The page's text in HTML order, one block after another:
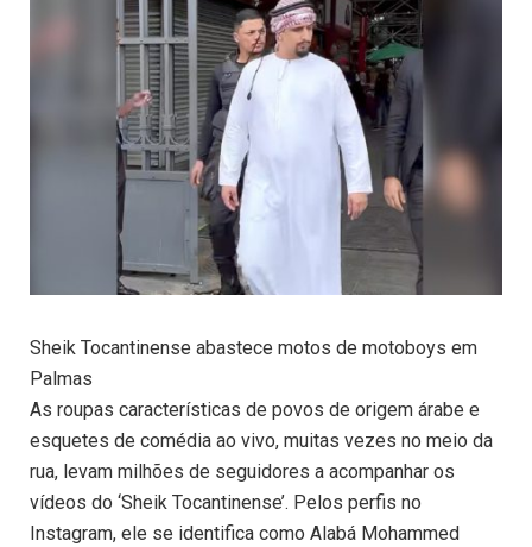
Sheik Tocantinense abastece motos de motoboys em
Palmas
As roupas características de povos de origem árabe e
esquetes de comédia ao vivo, muitas vezes no meio da
rua, levam milhões de seguidores a acompanhar os
vídeos do ‘Sheik Tocantinense’. Pelos perfis no
Instagram, ele se identifica como Alabá Mohammed